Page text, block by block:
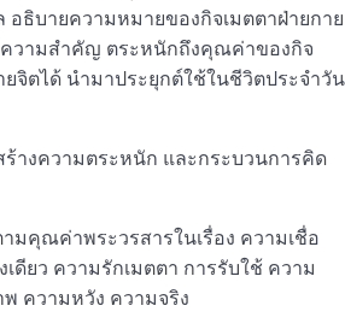
อธิบายความหมายของกิจเมตตาฝ่ายกาย
ความสำคัญ ตระหนักถึงคุณค่าของกิจ
ยจิตได้ นำมาประยุกต์ใช้ในชีวิตประจำวัน
ร้างความตระหนัก และกระบวนการคิด
มคุณค่าพระวรสารในเรื่อง ความเชื่อ
ดียว ความรักเมตตา การรับใช้ ความ
ความหวัง ความจริง